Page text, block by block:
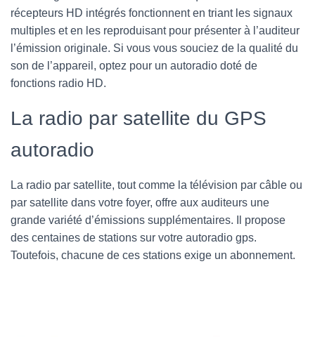
récepteurs HD intégrés fonctionnent en triant les signaux
multiples et en les reproduisant pour présenter à l’auditeur
l’émission originale. Si vous vous souciez de la qualité du
son de l’appareil, optez pour un autoradio doté de
fonctions radio HD.
La radio par satellite du GPS
autoradio
La radio par satellite, tout comme la télévision par câble ou
par satellite dans votre foyer, offre aux auditeurs une
grande variété d’émissions supplémentaires. Il propose
des centaines de stations sur votre autoradio gps.
Toutefois, chacune de ces stations exige un abonnement.